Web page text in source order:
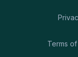
Terms